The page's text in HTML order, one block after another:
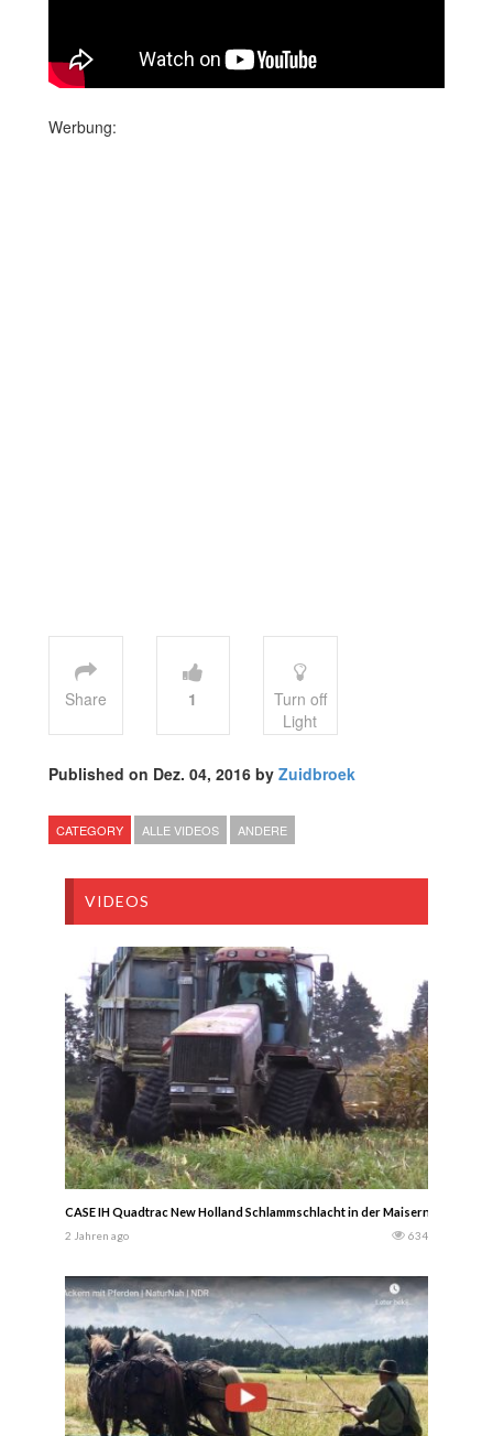
Werbung:
Share 1
Turn off
Light
Published on Dez. 04, 2016 by Zuidbroek
CATEGORY ALLE VIDEOS ANDERE
VIDEOS
CASE IH Quadtrac New Holland Schlammschlacht in der Maisernte 2024 –
2 Jahren ago 634